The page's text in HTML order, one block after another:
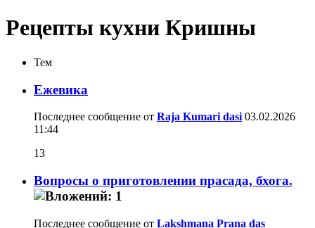
Рецепты кухни Кришны
Тем
Ежевика
Последнее сообщение от Raja Kumari dasi 03.02.2026
11:44
13
Вопросы о приготовлении прасада, бхога.
Последнее сообщение от Lakshmana Prana das